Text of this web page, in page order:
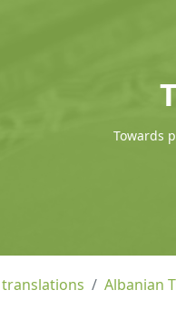
Towards
Albanian